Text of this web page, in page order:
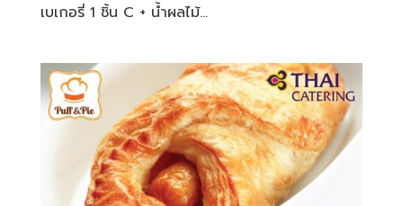
เบเกอรี่ 1 ชิ้น C + น้ำผลไม้...